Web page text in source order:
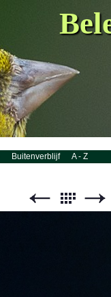
Buitenverblijf A - Z